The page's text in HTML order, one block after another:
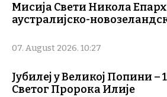
Мисија Свети Никола
аустралијско-
07. August 2026. 10:27
Јубилеј у Великој Попини –
Светог Пророка Илије